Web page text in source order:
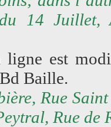
14 Juillet,
ligne est
Baille.
Rue
Rue de